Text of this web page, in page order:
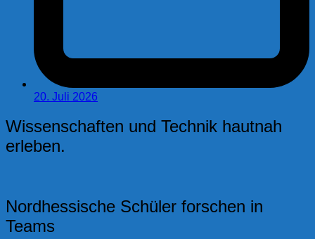
20. Juli 2026
Wissenschaften und Technik hautnah
erleben.
Nordhessische Schüler forschen in
Teams